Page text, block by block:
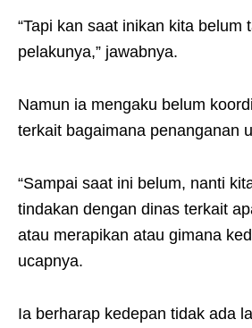
“Tapi kan saat inikan kita belum
pelakunya,” jawabnya.
Namun ia mengaku belum
terkait bagaimana penanganan
“Sampai saat ini belum, nanti
tindakan dengan dinas terkait
atau merapikan atau gimana
ucapnya.
Ia berharap kedepan tidak ada